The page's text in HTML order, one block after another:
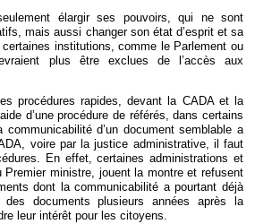
élargir ses pouvoirs, qui ne sont
mais aussi changer son état d’esprit et sa
institutions, comme le Parlement ou
plus être exclues de l’accès aux
procédures rapides, devant la CADA et la
d’une procédure de référés, dans certains
d’un document semblable a
voire par la justice administrative, il faut
En effet, certaines administrations et
ministre, jouent la montre et refusent
dont la communicabilité a pourtant déjà
des documents plusieurs années après la
leur intérêt pour les citoyens.